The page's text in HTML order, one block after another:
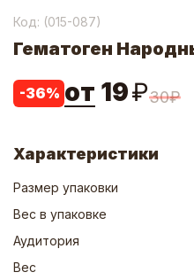
Код: (015-087)
Гематоген
-36% от 19₽30₽
Характеристики
Размер упаковки
Вес в упаковке
Аудитория
Вес